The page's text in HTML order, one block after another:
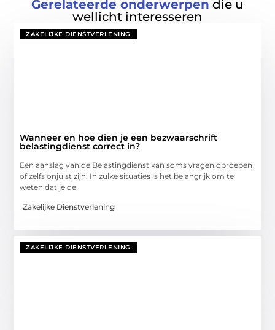
Gerelateerde onderwerpen die u
wellicht interesseren
ZAKELIJKE DIENSTVERLENING
Wanneer en hoe dien je een bezwaarschrift
belastingdienst correct in?
Een aanslag van de Belastingdienst kan soms vragen oproepen
of zelfs onjuist zijn. In zulke situaties is het belangrijk om te
weten dat je de
Zakelijke Dienstverlening
ZAKELIJKE DIENSTVERLENING